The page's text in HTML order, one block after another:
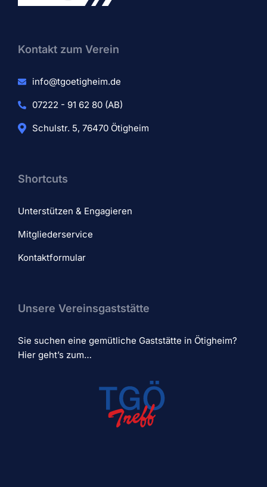
Kontakt zum Verein​
info@tgoetigheim.de
07222 - 91 62 80 (AB)
Schulstr. 5, 76470 Ötigheim
Shortcuts
Unterstützen & Engagieren
Mitgliederservice
Kontaktformular
Unsere Vereinsgaststätte
Sie suchen eine gemütliche Gaststätte in Ötigheim?
Hier geht’s zum…